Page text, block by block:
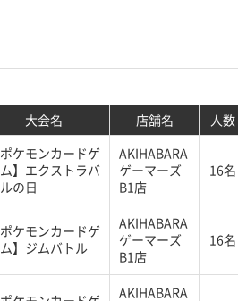
大会名 店舗名 人数
ポケモンカードゲ
】エクストラバ
の日
AKIHABARA
ゲーマーズ
B1店
16名
ポケモンカードゲ
】ジムバトル
AKIHABARA
ゲーマーズ
B1店
16名
AKIHABARA